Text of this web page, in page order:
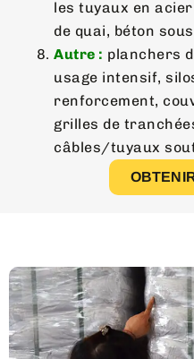
les tuyaux en
de quai, béton
Autre : planchers
usage intensif,
renforcement,
grilles de
câbles/tuyaux